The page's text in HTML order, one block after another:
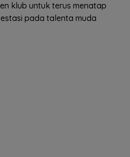
klub untuk terus menatap
pada talenta muda